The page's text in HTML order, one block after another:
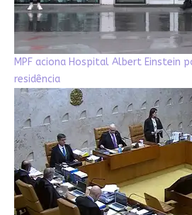
MPF aciona Hospital Albert Einstein
residência